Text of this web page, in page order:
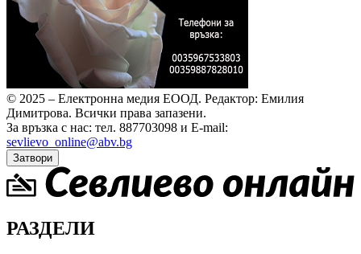
© 2025 – Електронна медия ЕООД. Редактор: Емилия
Димитрова. Всички права запазени.
За връзка с нас: тел. 887703098 и E-mail:
sevlievo_online@abv.bg
Затвори
РАЗДЕЛИ